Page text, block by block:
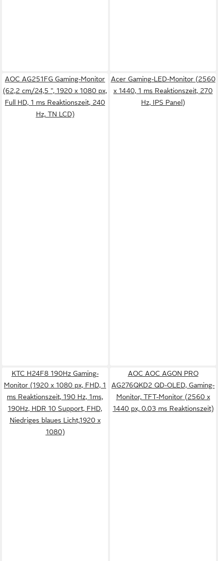
AOC AG251FG Gaming-Monitor
(62,2 cm/24,5 ", 1920 x 1080 px,
Full HD, 1 ms Reaktionszeit, 240
Hz, TN LCD)
Acer Gaming-LED-Monitor (2560
x 1440, 1 ms Reaktionszeit, 270
Hz, IPS Panel)
KTC H24F8 190Hz Gaming-
Monitor (1920 x 1080 px, FHD, 1
ms Reaktionszeit, 190 Hz, 1ms,
190Hz, HDR 10 Support, FHD,
Niedriges blaues Licht,1920 x
1080)
AOC AOC AGON PRO
AG276QKD2 QD-OLED, Gaming-
Monitor, TFT-Monitor (2560 x
1440 px, 0.03 ms Reaktionszeit)